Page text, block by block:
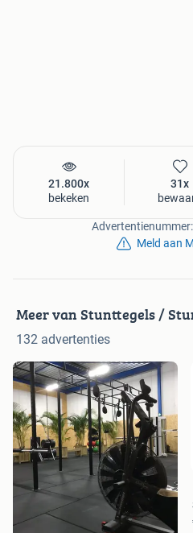
21.800x
bekeken
31x
Meld aan
Meer van Stunttegels /
132 advertenties